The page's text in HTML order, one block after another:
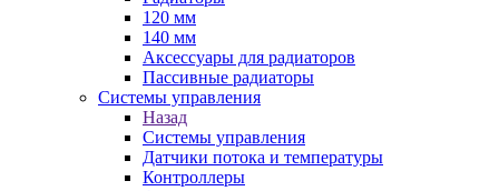
120 мм
140 мм
Аксессуары для радиаторов
Пассивные радиаторы
Системы управления
Назад
Системы управления
Датчики потока и температуры
Контроллеры